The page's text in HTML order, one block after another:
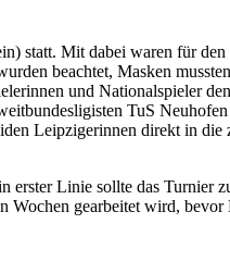
statt. Mit dabei waren für
beachtet, Masken
und Nationalspieler
TuS
Leipzigerinnen direkt in
erster Linie sollte das Turnier
Wochen gearbeitet wird,